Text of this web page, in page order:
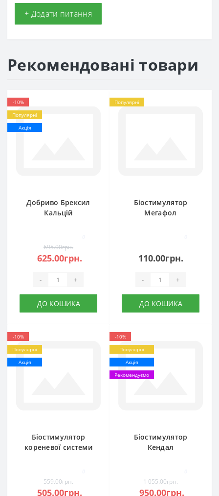
+ Додати питання
Рекомендовані товари
-10%
Популярні
Акція
Добриво Брексил
Кальцій
695.00грн.
625.00грн.
- +
ДО КОШИКА
Популярні
Біостимулятор
Мегафол
110.00грн.
- +
ДО КОШИКА
-10%
Популярні
Акція
Біостимулятор
кореневої системи
559.00грн.
505.00грн.
-10%
Популярні
Акція
Рекомендуємо
Біостимулятор
Кендал
1 055.00грн.
950.00грн.